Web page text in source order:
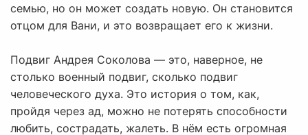
семью, но он может создать новую. Он становится
отцом для Вани, и это возвращает его к жизни.
Подвиг Андрея Соколова — это, наверное, не
столько военный подвиг, сколько подвиг
человеческого духа. Это история о том, как,
пройдя через ад, можно не потерять способности
любить, сострадать, жалеть. В нём есть огромная